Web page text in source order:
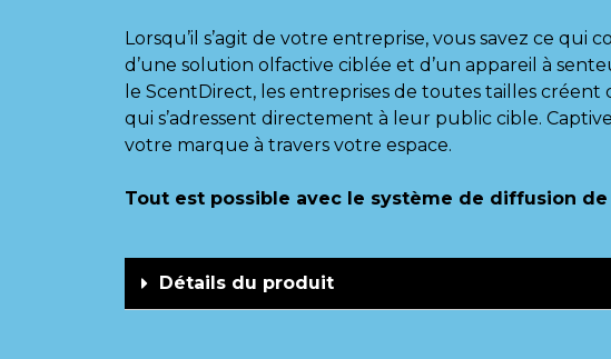
Lorsqu’il s’agit de votre entreprise, vous savez ce qui
d’une solution olfactive ciblée et d’un appareil à
le ScentDirect, les entreprises de toutes tailles
qui s’adressent directement à leur public cible.
votre marque à travers votre espace.
Tout est possible avec le système de diffusion
Détails du produit